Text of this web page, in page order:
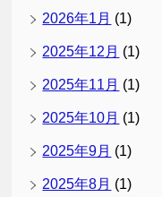
2026年1月 (1)
2025年12月 (1)
2025年11月 (1)
2025年10月 (1)
2025年9月 (1)
2025年8月 (1)